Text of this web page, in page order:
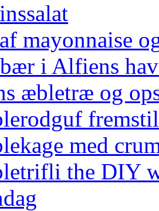
mayonnaise
i Alfiens
æbletræ og
med
the DIY